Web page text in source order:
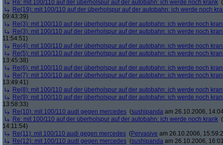
Re: mit 100/110 auf der überholspur auf der autobahn: ich werde noch krank (
Re(19): mit 100/110 auf der überholspur auf der autobahn: ich werde noch
09:43:39)
Re(3): mit 100/110 auf der überholspur auf der autobahn: ich werde noch
Re(3): mit 100/110 auf der überholspur auf der autobahn: ich werde noch
11:54:51)
Re(4): mit 100/110 auf der überholspur auf der autobahn: ich werde noch
Re(5): mit 100/110 auf der überholspur auf der autobahn: ich werde noch
13:45:38)
Re(6): mit 100/110 auf der überholspur auf der autobahn: ich werde noch
Re(7): mit 100/110 auf der überholspur auf der autobahn: ich werde noch
13:49:41)
Re(8): mit 100/110 auf der überholspur auf der autobahn: ich werde noch
Re(9): mit 100/110 auf der überholspur auf der autobahn: ich werde noch
13:58:33)
Re(10): mit 100/110 audi gegen mercedes (sushipanda am 26.10.2006,
Re: mit 100/110 auf der überholspur auf der autobahn: ich werde noch krank (
14:11:54)
Re(11): mit 100/110 audi gegen mercedes (Pervasive am 26.10.2006,
Re(12): mit 100/110 audi gegen mercedes (sushipanda am 26.10.2006,